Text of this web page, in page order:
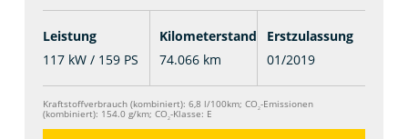
Leistung
117 kW / 159 PS
Kilometerstand
74.066 km
Erstzulassung
01/2019
Kraftstoffverbrauch (kombiniert): 6,8 l/100km; CO2-Emissionen
(kombiniert): 154.0 g/km; CO2-Klasse: E